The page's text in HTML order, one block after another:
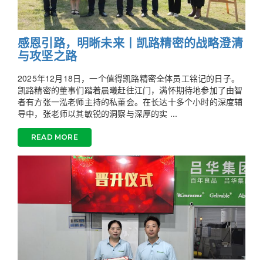
感恩引路，明晰未来丨凯路精密的战略澄清
与攻坚之路
2025年12月18日，一个值得凯路精密全体员工铭记的日子。
凯路精密的董事们踏着晨曦赶往江门，满怀期待地参加了由智
者有方张一泓老师主持的私董会。在长达十多个小时的深度辅
导中，张老师以其敏锐的洞察与深厚的实 ...
READ MORE